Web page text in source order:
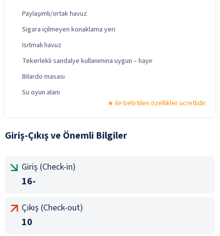
Paylaşımlı/ortak havuz
Sigara içilmeyen konaklama yeri
Isıtmalı havuz
Tekerlekli sandalye kullanımına uygun – hayır
Bilardo masası
Su oyun alanı
ile belirtilen özellikler ücretlidir.
Giriş-Çıkış ve Önemli Bilgiler
Giriş (Check-in)
16-
Çıkış (Check-out)
10